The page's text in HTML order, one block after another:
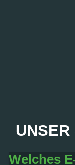
UNSER
Welches